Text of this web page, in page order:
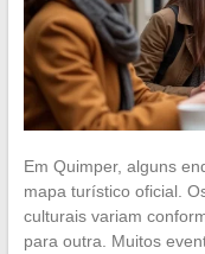
Em Quimper, alguns
mapa turístico oficial.
culturais variam
para outra. Muitos